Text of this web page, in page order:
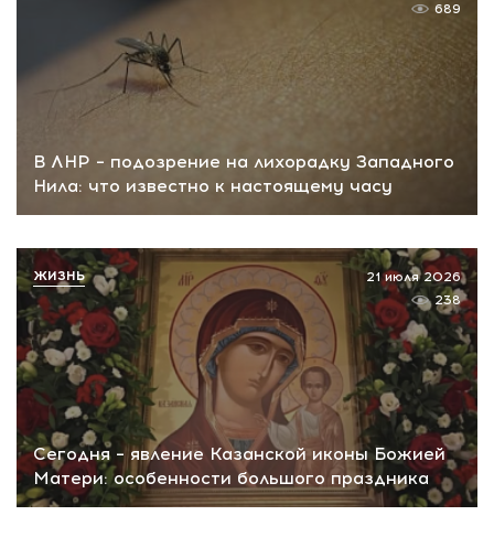
В ЛНР – подозрение на лихорадку Западного
Нила: что известно к настоящему часу
689
Сегодня – явление Казанской иконы Божией
Матери: особенности большого праздника
21 июля 2026
238
ЖИЗНЬ